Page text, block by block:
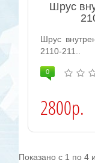
Шрус
Шрус
2110-211..
0
2800р.
Показано с 1 по 4